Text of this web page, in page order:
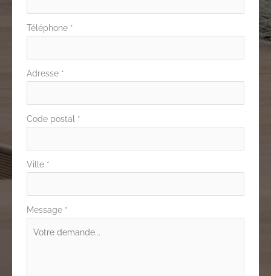
Téléphone *
Adresse *
Code postal *
Ville *
Message *